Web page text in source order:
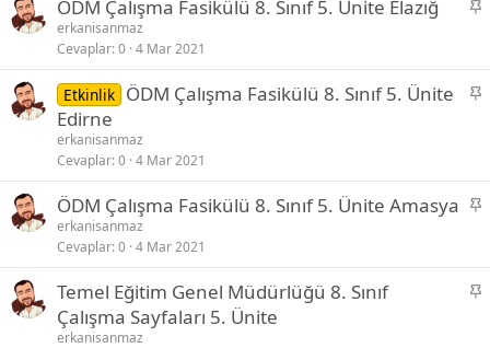
S
i
t
ÖDM Çalışma Fasikülü 8. Sınıf 5. Ünite Elazığ
erkanisanmaz
Cevaplar 0 4 Mar 2021
S
t
Etkinlik ÖDM Çalışma Fasikülü 8. Sınıf 5. Ünite
Edirne
erkanisanmaz
Cevaplar 0 4 Mar 2021
S
i
t
ÖDM Çalışma Fasikülü 8. Sınıf 5. Ünite Amasya
erkanisanmaz
Cevaplar 0 4 Mar 2021
S
Temel Eğitim Genel Müdürlüğü 8. Sınıf
Çalışma Sayfaları 5. Ünite
erkanisanmaz